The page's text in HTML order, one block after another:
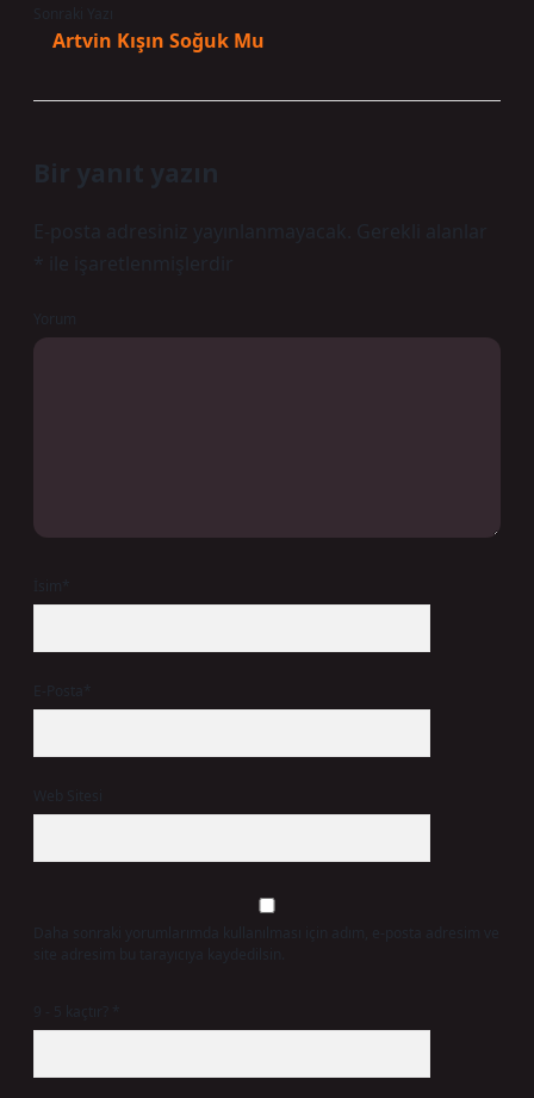
Artvin Kışın Soğuk Mu
Bir yanıt yazın
E-posta adresiniz yayınlanmayacak.
Gerekli alanlar
ile işaretlenmişlerdir
Daha sonraki yorumlarımda kullanılması için adım, e-posta adresim ve
9 - 5 kaçtır?